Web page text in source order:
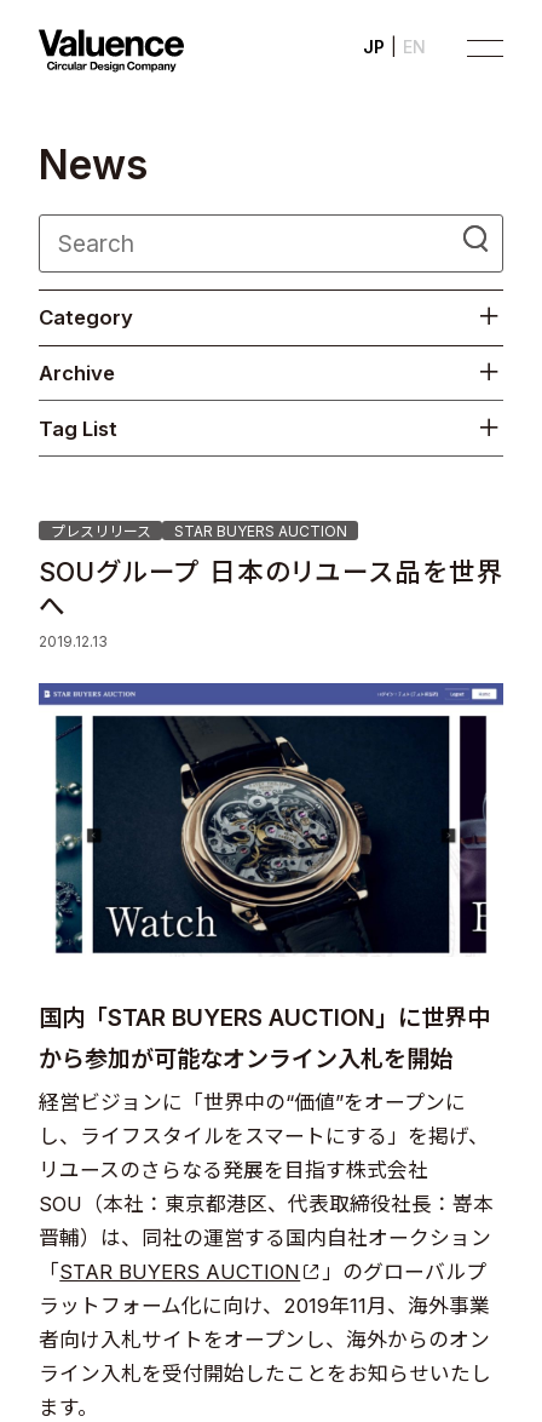
EN
JP
Company
Philosophy
Business
Investor Relations
Sustainability
Recruit
Contact
© Valuence Holdings Inc.
News
Category
Archive
Tag List
プレスリリース STAR BUYERS AUCTION
SOUグループ 日本のリユース品を世界
へ
2019.12.13
国内「STAR BUYERS AUCTION」に世界中
から参加が可能なオンライン入札を開始
経営ビジョンに「世界中の“価値”をオープンに
し、ライフスタイルをスマートにする」を掲げ、
リユースのさらなる発展を目指す株式会社
SOU（本社：東京都港区、代表取締役社長：嵜本
晋輔）は、同社の運営する国内自社オークション
「 STAR BUYERS AUCTION
」のグローバルプ
ラットフォーム化に向け、2019年11月、海外事業
者向け入札サイトをオープンし、海外からのオン
ライン入札を受付開始したことをお知らせいたし
ます。